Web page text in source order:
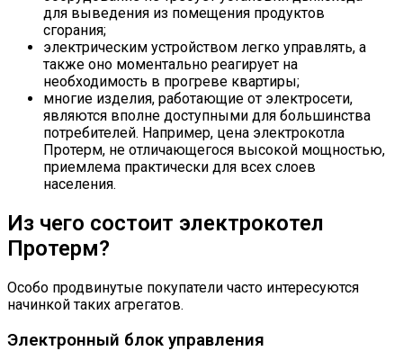
для выведения из помещения продуктов
сгорания;
электрическим устройством легко управлять, а
также оно моментально реагирует на
необходимость в прогреве квартиры;
многие изделия, работающие от электросети,
являются вполне доступными для большинства
потребителей. Например, цена электрокотла
Протерм, не отличающегося высокой мощностью,
приемлема практически для всех слоев
населения.
Из чего состоит электрокотел
Протерм?
Особо продвинутые покупатели часто интересуются
начинкой таких агрегатов.
Электронный блок управления